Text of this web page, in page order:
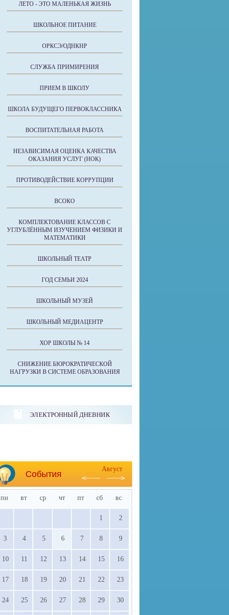
ЛЕТО - ЭТО МАЛЕНЬКАЯ ЖИЗНЬ
ШКОЛЬНОЕ ПИТАНИЕ
ОРКСЭ/ОДНКНР
СЛУЖБА ПРИМИРЕНИЯ
ПРИЕМ В ШКОЛУ
ШКОЛА БУДУЩЕГО ПЕРВОКЛАССНИКА
ВОСПИТАТЕЛЬНАЯ РАБОТА
НЕЗАВИСИМАЯ ОЦЕНКА КАЧЕСТВА
ОКАЗАНИЯ УСЛУГ (НОК)
ПРОТИВОДЕЙСТВИЕ КОРРУПЦИИ
ВСОКО
КОМПЛЕКТОВАНИЕ КЛАССОВ С
УГЛУБЛЁННЫМ ИЗУЧЕНИЕМ ФИЗИКИ И
МАТЕМАТИКИ
ШКОЛЬНЫЙ ТЕАТР
ГОД СЕМЬИ 2024
ШКОЛЬНЫЙ МУЗЕЙ
ШКОЛЬНЫЙ МЕДИАЦЕНТР
ХОР ШКОЛЫ № 14
СНИЖЕНИЕ БЮРОКРАТИЧЕСКОЙ
НАГРУЗКИ В СИСТЕМЕ ОБРАЗОВАНИЯ
ЭЛЕКТРОННЫЙ ДНЕВНИК
События
Август
пн вт ср чт пт сб вс
1 2
3 4 5 6 7 8 9
10 11 12 13 14 15 16
17 18 19 20 21 22 23
24 25 26 27 28 29 30